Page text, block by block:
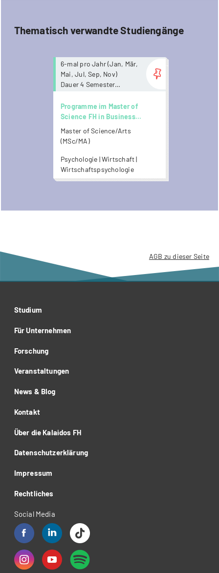
Thematisch verwandte Studiengänge
6-mal pro Jahr (Jan, Mär,
Mai, Jul, Sep, Nov)
Dauer 4 Semester
Anwesenheitspflicht. Ab
Mai 2026 stehen
zur Verfügung.
Programme im Master of
Science FH in Business
Psychology
Master of Science/Arts
(MSc/MA)
Psychologie | Wirtschaft |
Wirtschaftspsychologie
more...
AGB zu dieser Seite
Studium
Für Unternehmen
Forschung
Veranstaltungen
News & Blog
Kontakt
Über die Kalaidos FH
Datenschutzerklärung
Impressum
Rechtliches
Social Media